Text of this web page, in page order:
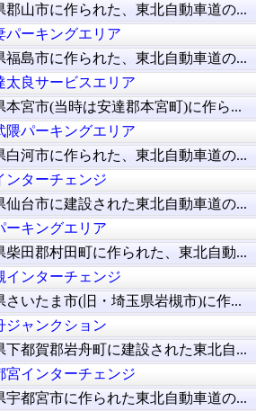
郡山市に作られた、東北自動車道の...
パーキングエリア
福島市に作られた、東北自動車道の...
太良サービスエリア
本宮市(当時は安達郡本宮町)に作ら...
隈パーキングエリア
白河市に作られた、東北自動車道の...
ンターチェンジ
仙台市に建設された東北自動車道の...
ーキングエリア
柴田郡村田町に作られた、東北自動...
インターチェンジ
さいたま市(旧・埼玉県岩槻市)に作...
ジャンクション
下都賀郡岩舟町に建設された東北自...
宮インターチェンジ
宇都宮市に作られた東北自動車道の...